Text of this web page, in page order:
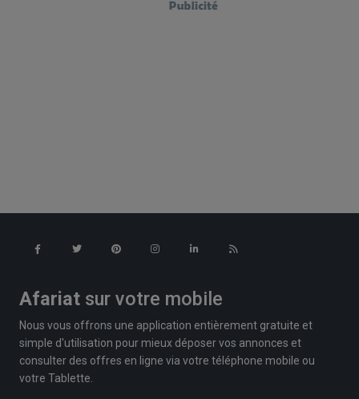
Afariat sur votre mobile
Nous vous offrons une application entièrement gratuite et
simple d'utilisation pour mieux déposer vos annonces et
consulter des offres en ligne via votre téléphone mobile ou
votre Tablette.